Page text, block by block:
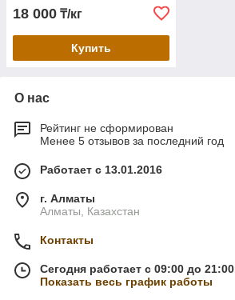
18 000 ₸/кг
Купить
О нас
Рейтинг не сформирован
Менее 5 отзывов за последний год
Работает с 13.01.2016
г. Алматы
Алматы, Казахстан
Контакты
Сегодня работает с 09:00 до 21:00
Показать весь график работы